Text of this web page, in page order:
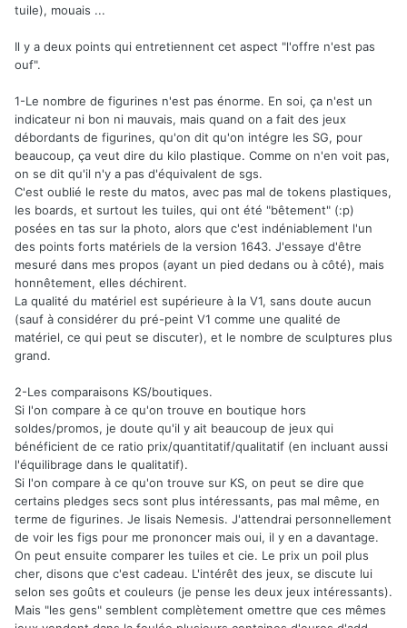
tuile), mouais ...
Il y a deux points qui entretiennent cet aspect "l'offre n'est pas
ouf".
1-Le nombre de figurines n'est pas énorme. En soi, ça n'est un
indicateur ni bon ni mauvais, mais quand on a fait des jeux
débordants de figurines, qu'on dit qu'on intégre les SG, pour
beaucoup, ça veut dire du kilo plastique. Comme on n'en voit pas,
on se dit qu'il n'y a pas d'équivalent de sgs.
C'est oublié le reste du matos, avec pas mal de tokens plastiques,
les boards, et surtout les tuiles, qui ont été "bêtement" (:p)
posées en tas sur la photo, alors que c'est indéniablement l'un
des points forts matériels de la version 1643. J'essaye d'être
mesuré dans mes propos (ayant un pied dedans ou à côté), mais
honnêtement, elles déchirent.
La qualité du matériel est supérieure à la V1, sans doute aucun
(sauf à considérer du pré-peint V1 comme une qualité de
matériel, ce qui peut se discuter), et le nombre de sculptures plus
grand.
2-Les comparaisons KS/boutiques.
Si l'on compare à ce qu'on trouve en boutique hors
soldes/promos, je doute qu'il y ait beaucoup de jeux qui
bénéficient de ce ratio prix/quantitatif/qualitatif (en incluant aussi
l'équilibrage dans le qualitatif).
Si l'on compare à ce qu'on trouve sur KS, on peut se dire que
certains pledges secs sont plus intéressants, pas mal même, en
terme de figurines. Je lisais Nemesis. J'attendrai personnellement
de voir les figs pour me prononcer mais oui, il y en a davantage.
On peut ensuite comparer les tuiles et cie. Le prix un poil plus
cher, disons que c'est cadeau. L'intérêt des jeux, se discute lui
selon ses goûts et couleurs (je pense les deux jeux intéressants).
Mais "les gens" semblent complètement omettre que ces mêmes